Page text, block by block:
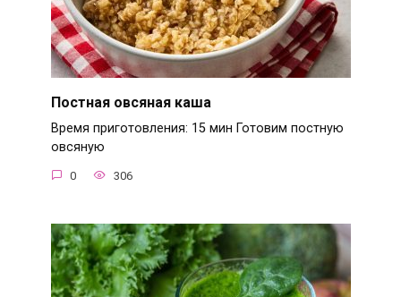
Постная овсяная каша
Время приготовления: 15 мин Готовим постную
овсяную
0 306